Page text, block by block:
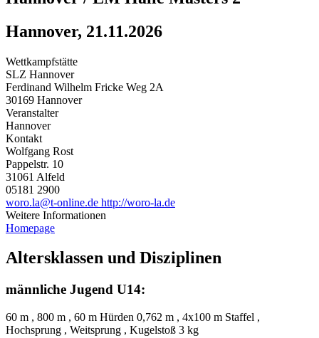
Hannover, 21.11.2026
Wettkampfstätte
SLZ Hannover
Ferdinand Wilhelm Fricke Weg 2A
30169 Hannover
Veranstalter
Hannover
Kontakt
Wolfgang Rost
Pappelstr. 10
31061 Alfeld
05181 2900
woro.la@t-online.de http://woro-la.de
Weitere Informationen
Homepage
Altersklassen und Disziplinen
männliche Jugend U14:
60 m , 800 m , 60 m Hürden 0,762 m , 4x100 m Staffel ,
Hochsprung , Weitsprung , Kugelstoß 3 kg